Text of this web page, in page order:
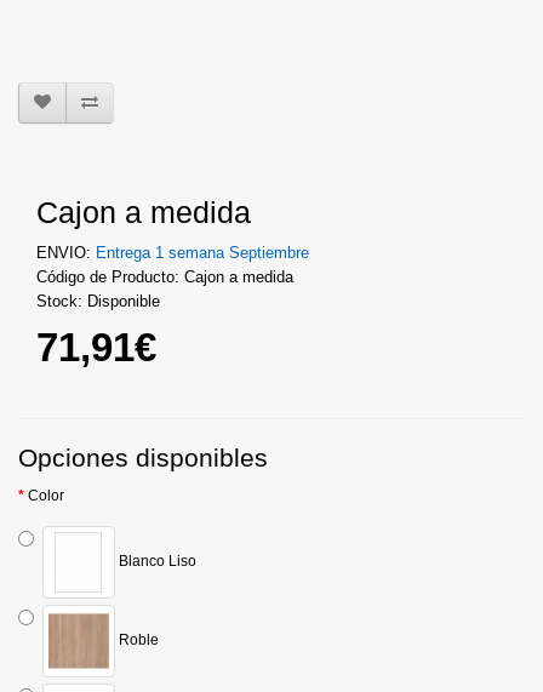
Cajon a medida
ENVIO: Entrega 1 semana Septiembre
Código de Producto: Cajon a medida
Stock: Disponible
71,91€
Opciones disponibles
Color
Blanco Liso
Roble